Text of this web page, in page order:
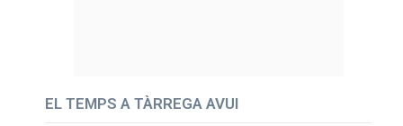
EL TEMPS A TÀRREGA AVUI